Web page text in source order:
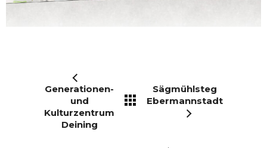
Generationen-
und
Kulturzentrum
Deining
Sägmühlsteg
Ebermannstadt